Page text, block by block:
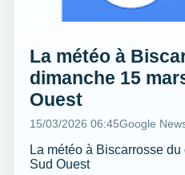
La météo à
dimanche 15
Ouest
15/03/2026 06:45Google
La météo à Biscarrosse
Sud Ouest